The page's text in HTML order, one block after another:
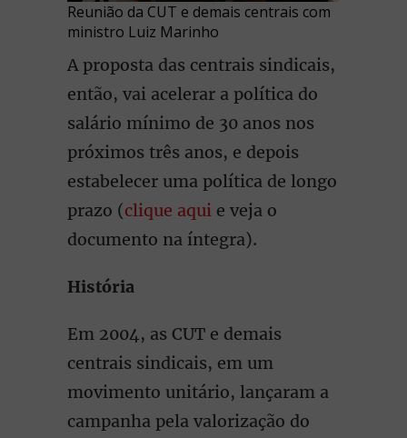
Reunião da CUT e demais centrais com
ministro Luiz Marinho
A proposta das centrais sindicais,
então, vai acelerar a política do
salário mínimo de 30 anos nos
próximos três anos, e depois
estabelecer uma política de longo
prazo (clique aqui e veja o
documento na íntegra).
História
Em 2004, as CUT e demais
centrais sindicais, em um
movimento unitário, lançaram a
campanha pela valorização do